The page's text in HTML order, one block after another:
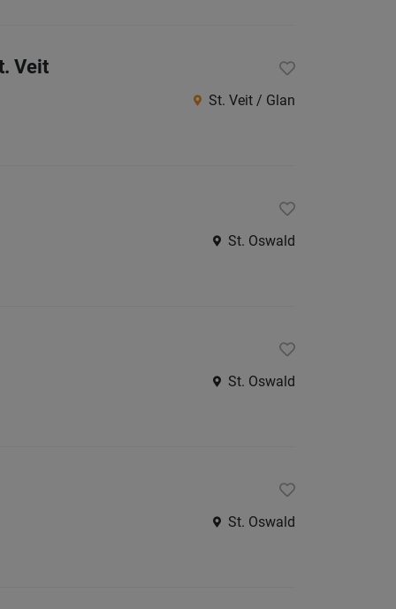
Veit
St. Veit / Glan
St. Oswald
St. Oswald
St. Oswald
Als Jobfinder